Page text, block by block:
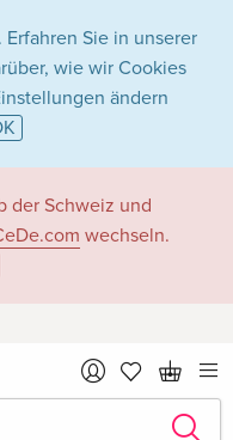
Sie in unserer
wie wir Cookies
ändern
der Schweiz und
wechseln.